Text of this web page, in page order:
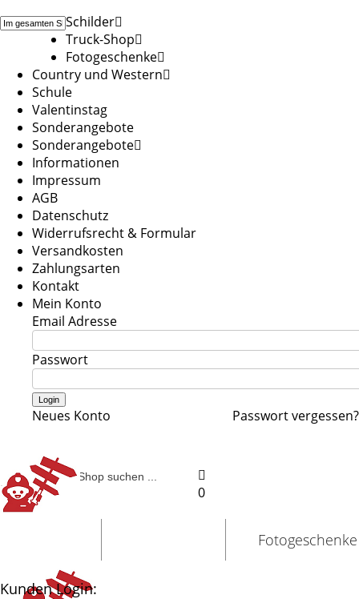
Schilder
Truck-Shop
Fotogeschenke
Country und Western
Schule
Valentinstag
Sonderangebote
Sonderangebote
Informationen
Impressum
AGB
Datenschutz
Widerrufsrecht & Formular
Versandkosten
Zahlungsarten
Kontakt
Mein Konto
Email Adresse
Passwort
Neues Konto Passwort vergessen?
Fotogeschenke
0
Kunden Login: